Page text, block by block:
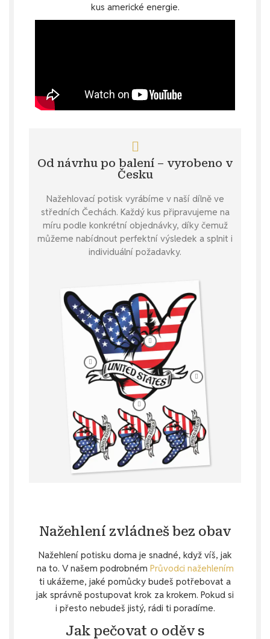
kus americké energie.
Od návrhu po balení – vyrobeno v
Česku
Nažehlovací potisk vyrábíme v naší dílně ve
středních Čechách. Každý kus připravujeme na
míru podle konkrétní objednávky, díky čemuž
můžeme nabídnout perfektní výsledek a splnit i
individuální požadavky.
Nažehlení zvládneš bez obav
Nažehlení potisku doma je snadné, když víš, jak
na to. V našem podrobném Průvodci nažehlením
ti ukážeme, jaké pomůcky budeš potřebovat a
jak správně postupovat krok za krokem. Pokud si
i přesto nebudeš jistý, rádi ti poradíme.
Jak pečovat o oděv s